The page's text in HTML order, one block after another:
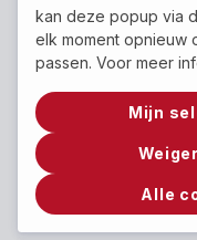
"Deze
ben
continu
ook
te
kan deze popup via
elk moment opnieuw
passen. Voor meer
Mijn
Alle